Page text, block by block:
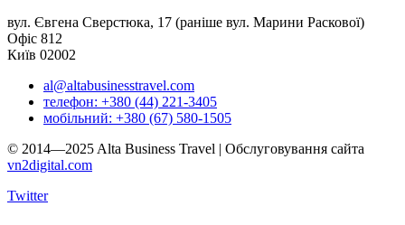
вул. Євгена Сверстюка, 17 (раніше вул. Марини Раскової)
Офіс 812
Київ 02002
al@altabusinesstravel.com
телефон: +380 (44) 221-3405
мобільний: +380 (67) 580-1505
© 2014—2025 Alta Business Travel | Обслуговування сайта
vn2digital.com
Twitter